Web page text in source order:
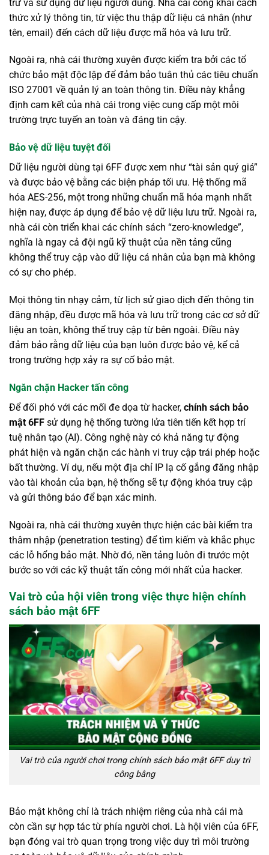
trữ và sử dụng dữ liệu người dùng. Nhà cái công khai cách
thức xử lý thông tin, từ việc thu thập dữ liệu cá nhân (như
tên, email) đến cách dữ liệu được mã hóa và lưu trữ.
Ngoài ra, nhà cái thường xuyên được kiểm tra bởi các tổ
chức bảo mật độc lập để đảm bảo tuân thủ các tiêu chuẩn
ISO 27001 về quản lý an toàn thông tin. Điều này khẳng
định cam kết của nhà cái trong việc cung cấp một môi
trường trực tuyến an toàn và đáng tin cậy.
Bảo vệ dữ liệu tuyệt đối
Dữ liệu người dùng tại 6FF được xem như “tài sản quý giá”
và được bảo vệ bằng các biện pháp tối ưu. Hệ thống mã
hóa AES-256, một trong những chuẩn mã hóa mạnh nhất
hiện nay, được áp dụng để bảo vệ dữ liệu lưu trữ. Ngoài ra,
nhà cái còn triển khai các chính sách “zero-knowledge”,
nghĩa là ngay cả đội ngũ kỹ thuật của nền tảng cũng
không thể truy cập vào dữ liệu cá nhân của bạn mà không
có sự cho phép.
Mọi thông tin nhạy cảm, từ lịch sử giao dịch đến thông tin
đăng nhập, đều được mã hóa và lưu trữ trong các cơ sở dữ
liệu an toàn, không thể truy cập từ bên ngoài. Điều này
đảm bảo rằng dữ liệu của bạn luôn được bảo vệ, kể cả
trong trường hợp xảy ra sự cố bảo mật.
Ngăn chặn Hacker tấn công
Để đối phó với các mối đe dọa từ hacker, chính sách bảo
mật 6FF sử dụng hệ thống tường lửa tiên tiến kết hợp trí
tuệ nhân tạo (AI). Công nghệ này có khả năng tự động
phát hiện và ngăn chặn các hành vi truy cập trái phép hoặc
bất thường. Ví dụ, nếu một địa chỉ IP lạ cố gắng đăng nhập
vào tài khoản của bạn, hệ thống sẽ tự động khóa truy cập
và gửi thông báo để bạn xác minh.
Ngoài ra, nhà cái thường xuyên thực hiện các bài kiểm tra
thâm nhập (penetration testing) để tìm kiếm và khắc phục
các lỗ hổng bảo mật. Nhờ đó, nền tảng luôn đi trước một
bước so với các kỹ thuật tấn công mới nhất của hacker.
Vai trò của hội viên trong việc thực hiện chính
sách bảo mật 6FF
Vai trò của người chơi trong chính sách bảo mật 6FF duy trì
công bằng
Bảo mật không chỉ là trách nhiệm riêng của nhà cái mà
còn cần sự hợp tác từ phía người chơi. Là hội viên của 6FF,
bạn đóng vai trò quan trọng trong việc duy trì môi trường